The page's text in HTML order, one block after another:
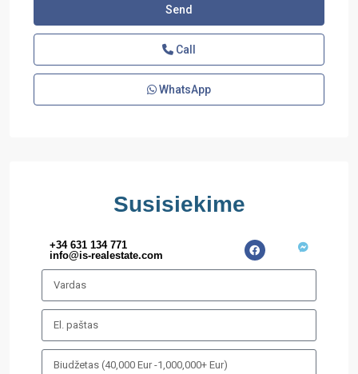
Call
WhatsApp
Susisiekime
+34 631 134 771
info@is-realestate.com